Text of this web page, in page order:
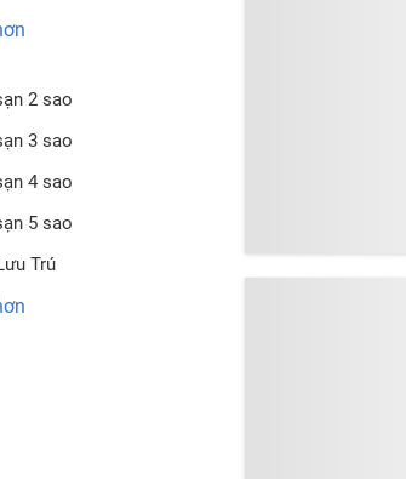
2 sao
3 sao
4 sao
5 sao
Trú